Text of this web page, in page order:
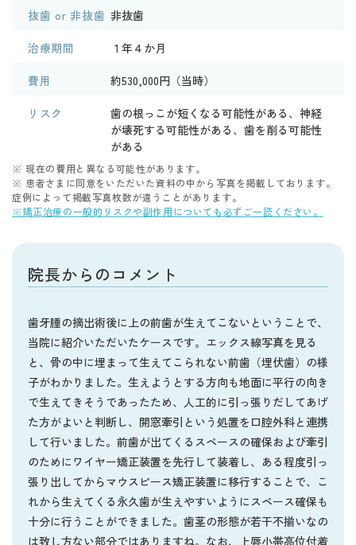
抜歯 or 非抜歯 非抜歯
治療期間 １年４か月
費用 約530,000円（当時）
リスク
歯の根っこが短くなる可能性がある、神経
が壊死する可能性がある、歯を削る可能性
がある
※ 現在の費用と異なる可能性があります。
※ 患者さまに同意をいただいた資料の中から写真を掲載しております。
症例によって掲載写真枚数が違うことがあります。
※矯正治療の一般的リスクや副作用についても必ずご一読ください。
院長からのコメント
歯牙腫の摘出術後に上の前歯が生えてこないということで、
当院に紹介いただいたケースです。エックス線写真を見る
と、骨の中に埋まって生えてこられない前歯（埋伏歯）の様
子がわかりました。生えようとする方向も地面に平行の向き
で生えてきそうであったため、人工的に引っ張りだしてあげ
た方がよいと判断し、開窓牽引という処置を口腔外科と連携
して行いました。前歯が出てくるスペースの確保および牽引
のためにワイヤー矯正装置を先行して装着し、ある程度引っ
張り出してからマウスピース矯正装置に移行することで、こ
れから生えてくる永久歯が生えやすいようにスペース確保も
十分に行うことができました。歯茎の形態が若干不揃いなの
は致し方ない部分ではありますね。なお、上唇小帯高位付着